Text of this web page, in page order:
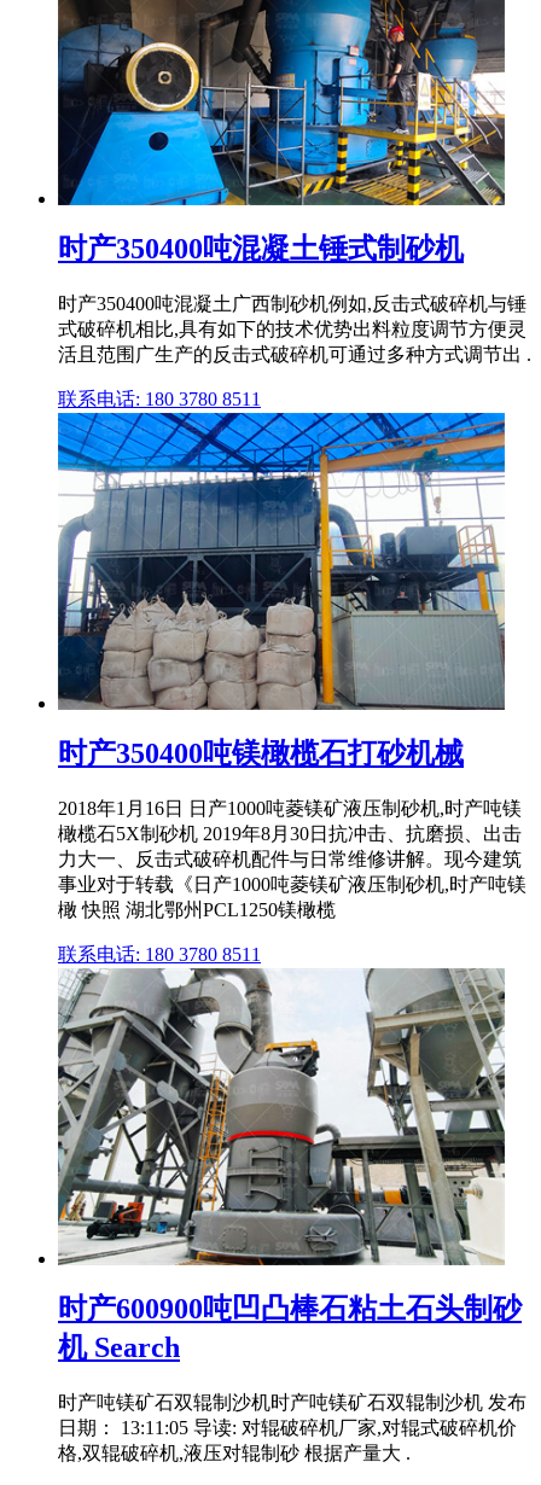
时产350400吨混凝土锤式制砂机
时产350400吨混凝土广西制砂机例如,反击式破碎机与锤
式破碎机相比,具有如下的技术优势出料粒度调节方便灵
活且范围广生产的反击式破碎机可通过多种方式调节出 .
联系电话: 180 3780 8511
时产350400吨镁橄榄石打砂机械
2018年1月16日 日产1000吨菱镁矿液压制砂机,时产吨镁
橄榄石5X制砂机 2019年8月30日抗冲击、抗磨损、出击
力大一、反击式破碎机配件与日常维修讲解。现今建筑
事业对于转载《日产1000吨菱镁矿液压制砂机,时产吨镁
橄 快照 湖北鄂州PCL1250镁橄榄
联系电话: 180 3780 8511
时产600900吨凹凸棒石粘土石头制砂
机 Search
时产吨镁矿石双辊制沙机时产吨镁矿石双辊制沙机 发布
日期： 13:11:05 导读: 对辊破碎机厂家,对辊式破碎机价
格,双辊破碎机,液压对辊制砂 根据产量大 .